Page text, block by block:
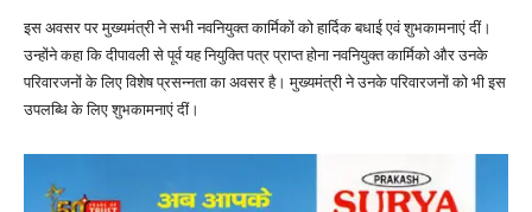
इस अवसर पर मुख्यमंत्री ने सभी नवनियुक्त कार्मिकों को हार्दिक बधाई एवं शुभकामनाएं दीं।
उन्होंने कहा कि दीपावली से पूर्व यह नियुक्ति पत्र प्राप्त होना नवनियुक्त कार्मिको और उनके
परिवारजनों के लिए विशेष प्रसन्नता का अवसर है। मुख्यमंत्री ने उनके परिवारजनों को भी इस
उपलब्धि के लिए शुभकामनाएं दीं।